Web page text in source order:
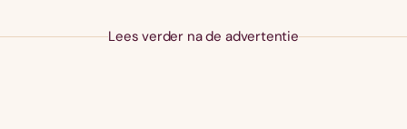
Lees verder na de advertentie